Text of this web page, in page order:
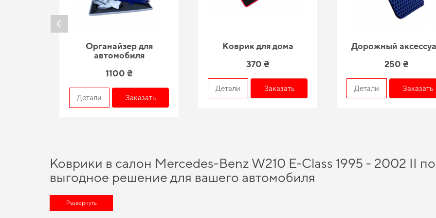
Органайзер для
автомобиля
1100 ₴
Детали Заказать
Коврик для дома
370 ₴
Детали Заказать
Дорожный
250 ₴
Детали Заказать
Коврики в салон Mercedes-Benz W210 E-Class 1995 - 2002 II
выгодное решение для вашего автомобиля
Наше наличие включает широкий спектр надежных аксессуаров, которые помогут существенно обновить ваш автомобиль, а именно
дороге благодаря высокой надежности нашего ассортимента. Хотите обновить салон автомобиля -
заказать автоковрикиможно с быстрой доставкой. Наш набор товаров позволяет пользователям удовлетворять все нужды их автомобилей,
Развернуть